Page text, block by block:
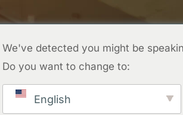
CONTACTO
We've detected you might be
Do you want to change to:
English